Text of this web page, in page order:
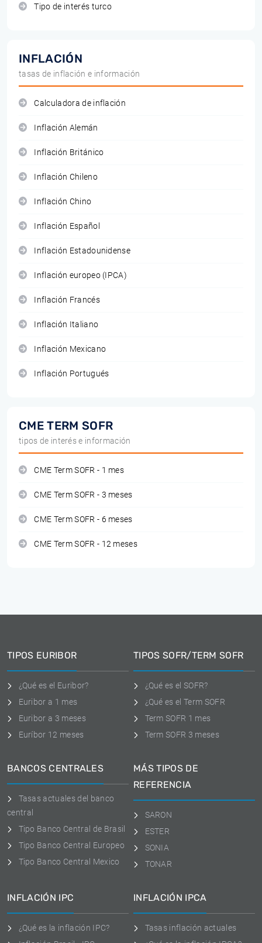
Tipo de interés turco
INFLACIÓN
tasas de inflación e información
Calculadora de inflación
Inflación Alemán
Inflación Británico
Inflación Chileno
Inflación Chino
Inflación Español
Inflación Estadounidense
Inflación europeo (IPCA)
Inflación Francés
Inflación Italiano
Inflación Mexicano
Inflación Portugués
CME TERM SOFR
tipos de interés e información
CME Term SOFR - 1 mes
CME Term SOFR - 3 meses
CME Term SOFR - 6 meses
CME Term SOFR - 12 meses
TIPOS EURIBOR
¿Qué es el Euribor?
Euribor a 1 mes
Euribor a 3 meses
Euríbor 12 meses
TIPOS SOFR/TERM SOFR
¿Qué es el SOFR?
¿Qué es el Term SOFR
Term SOFR 1 mes
Term SOFR 3 meses
BANCOS CENTRALES
Tasas actuales del banco
central
Tipo Banco Central de Brasil
Tipo Banco Central Europeo
Tipo Banco Central Mexico
MÁS TIPOS DE
REFERENCIA
SARON
ESTER
SONIA
TONAR
INFLACIÓN IPC
¿Qué es la inflación IPC?
INFLACIÓN IPCA
Tasas inflación actuales